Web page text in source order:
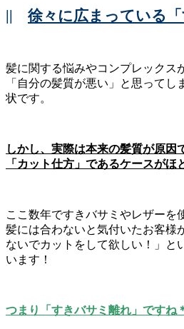
|| 徐々に広まっている「
髪に関する悩みやコンプレックス
「自分の髪質が悪い」と思ってし
状です。
しかし、実際は本来の髪質が原因
「カット仕方」であるケースがほ
ここ数年ですきバサミやレザーを
髪には合わないと気付いたお客様
ないでカットをして欲しい！」と
います！
つまり「すきバサミ離れ」ですね